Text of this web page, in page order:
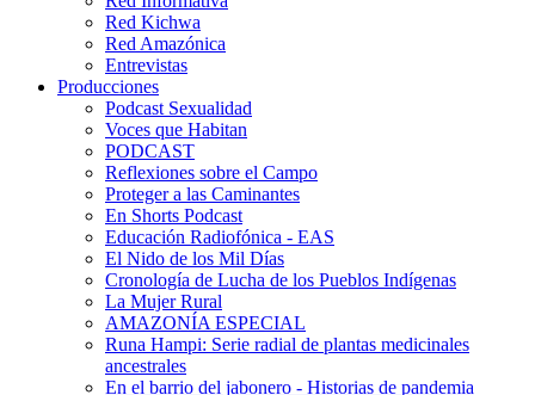
Red Kichwa
Red Amazónica
Entrevistas
Producciones
Podcast Sexualidad
Voces que Habitan
PODCAST
Reflexiones sobre el Campo
Proteger a las Caminantes
En Shorts Podcast
Educación Radiofónica - EAS
El Nido de los Mil Días
Cronología de Lucha de los Pueblos Indígenas
La Mujer Rural
AMAZONÍA ESPECIAL
Runa Hampi: Serie radial de plantas medicinales
ancestrales
En el barrio del jabonero - Historias de pandemia